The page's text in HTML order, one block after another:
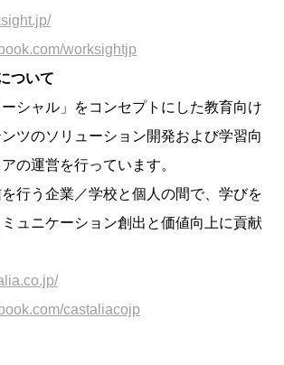
worksightjp
ついて
ーシャル」をコンセプトにした教育向け
ツのソリューション開発および学習向
の運営を行っています。
行う企業／学校と個人の間で、学びを
ュニケーション創出と価値向上に貢献
castaliacojp